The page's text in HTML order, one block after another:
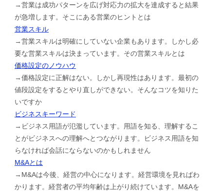
→営業は成功パターンを広げ対応力の拡大を達成すると結果
が急増します。そこにある営業のヒントとは
営業スキル
→営業スキルは明確にしていない企業もあります。しかし必
要な営業スキルは決まっています。その営業スキルとは
価格設定のノウハウ
→価格設定に正解はない。しかし再現性はあります。最初の
値段設定をするとやり直しができない。そんなコツを知りた
いですか
ビジネスキーワード
→ビジネス用語が氾濫しています。用語を知る、理解するこ
とがビジネスへの理解へとつながります。ビジネス用語を知
らなければ会話にならないのかもしれません
M&Aとは
→M&Aは今後、経営の中心になります。経営環境を見ればわ
かります。経営者の平均年齢は上がり続けています。M&Aを